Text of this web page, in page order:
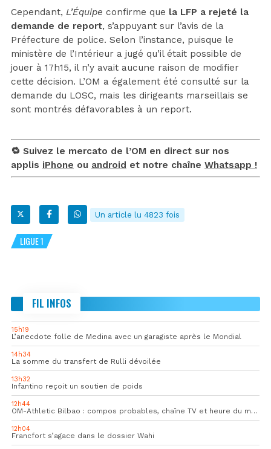
Cependant, L’Équipe confirme que la LFP a rejeté la
demande de report, s’appuyant sur l’avis de la
Préfecture de police. Selon l’instance, puisque le
ministère de l’Intérieur a jugé qu’il était possible de
jouer à 17h15, il n’y avait aucune raison de modifier
cette décision. L’OM a également été consulté sur la
demande du LOSC, mais les dirigeants marseillais se
sont montrés défavorables à un report.
🔁 Suivez le mercato de l’OM en direct sur nos
applis iPhone ou android et notre chaîne Whatsapp !
Un article lu 4823 fois
LIGUE 1
FIL INFOS
15h19
L’anecdote folle de Medina avec un garagiste après le Mondial
14h34
La somme du transfert de Rulli dévoilée
13h32
Infantino reçoit un soutien de poids
12h44
OM-Athletic Bilbao : compos probables, chaîne TV et heure du match
12h04
Francfort s’agace dans le dossier Wahi